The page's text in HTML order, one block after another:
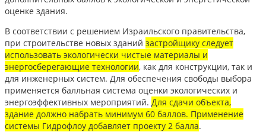
оценке здания.
В соответствии с решением Израильского правительства,
при строительстве новых зданий застройщику следует
использовать экологически чистые материалы и
энергосберегающие технологии, как для конструкции, так и
для инженерных систем. Для обеспечения свободы выбора
применяется балльная система оценки экологических и
энергоэффективных мероприятий. Для сдачи объекта,
здание должно набрать минимум 60 баллов. Применение
системы Гидрофлоу добавляет проекту 2 балла.